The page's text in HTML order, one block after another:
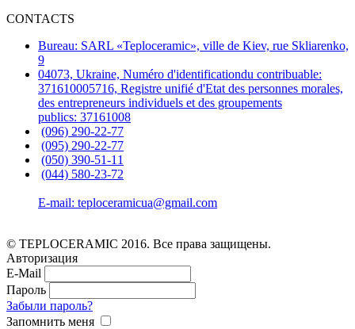
CONTACTS
Bureau: SARL «Teploceramic», ville de Kiev, rue Skliarenko,
9
04073, Ukraine, Numéro d'identificationdu contribuable:
371610005716, Registre unifié d'Etat des personnes morales,
des entrepreneurs individuels et des groupements
publics: 37161008
(096) 290-22-77
(095) 290-22-77
(050) 390-51-11
(044) 580-23-72
E-mail: teploceramicua@gmail.com
© TEPLOCERAMIC 2016. Все права защищены.
Авторизация
E-Mail
Пароль
Забыли пароль?
Запомнить меня